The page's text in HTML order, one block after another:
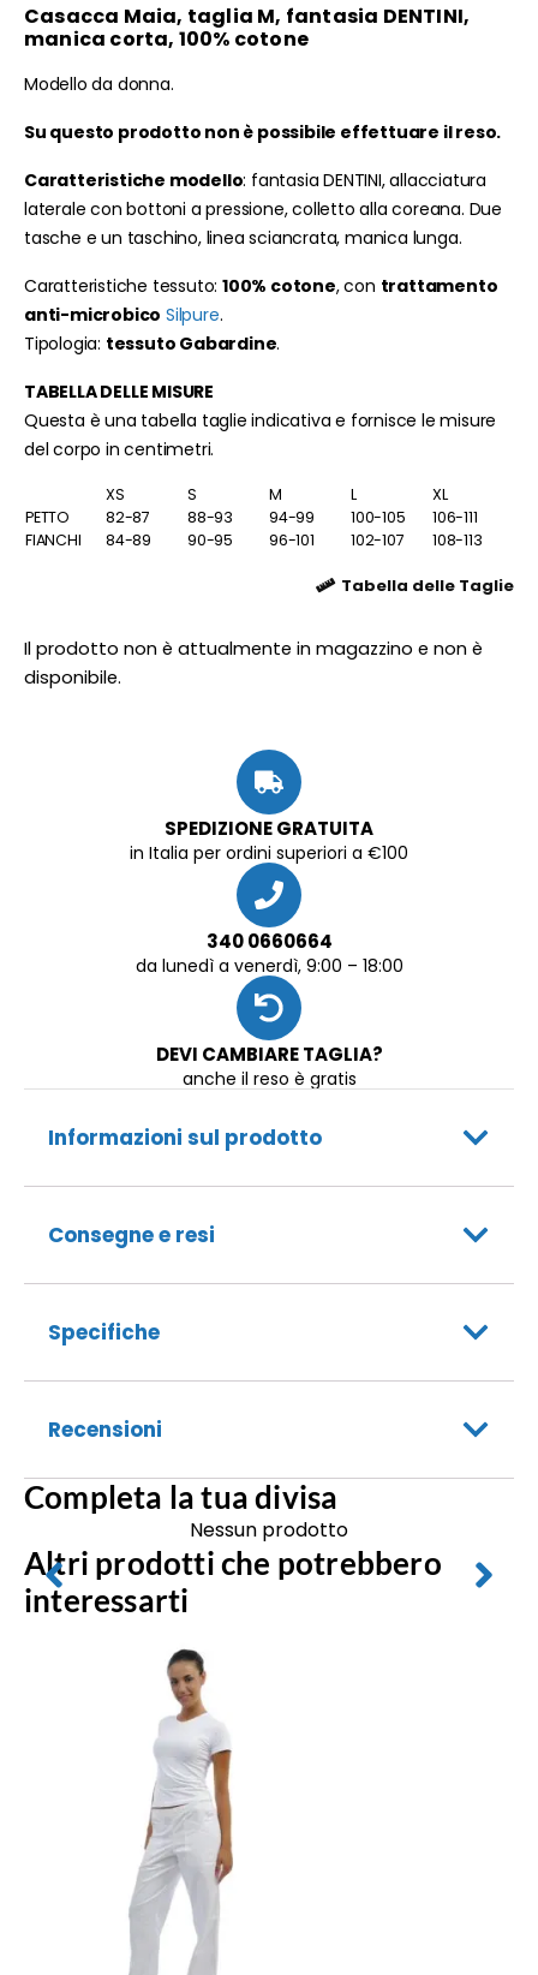
Casacca Maia, taglia M, fantasia DENTINI,
manica corta, 100% cotone
Modello da donna.
Su questo prodotto non è possibile effettuare il reso.
Caratteristiche modello: fantasia DENTINI, allacciatura
laterale con bottoni a pressione, colletto alla coreana. Due
tasche e un taschino, linea sciancrata, manica lunga.
Caratteristiche tessuto: 100% cotone, con trattamento
anti-microbico Silpure.
Tipologia: tessuto Gabardine.
TABELLA DELLE MISURE
Questa è una tabella taglie indicativa e fornisce le misure
del corpo in centimetri.
XS S M L
XL
PETTO
82-87 88-93 94-99 100-105
106-111
FIANCHI
84-89 90-95 96-101 102-107 108-113
Tabella delle Taglie
Il prodotto non è attualmente in magazzino e non è
disponibile.
SPEDIZIONE GRATUITA
in Italia per ordini superiori a €100
340 0660664
da lunedì a venerdì, 9:00 – 18:00
DEVI CAMBIARE TAGLIA?
anche il reso è gratis
Informazioni sul prodotto
Consegne e resi
Specifiche
Recensioni
Completa la tua divisa
Nessun prodotto
Altri prodotti che potrebbero
interessarti